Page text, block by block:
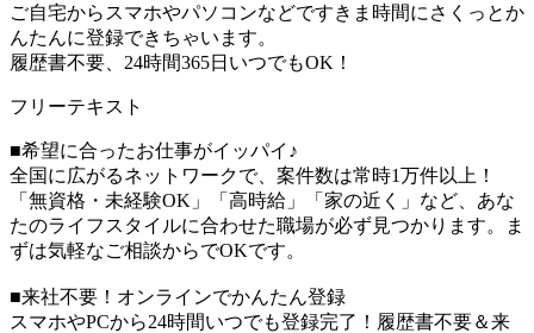
ご自宅からスマホやパソコンなどですきま時間にさくっとか
んたんに登録できちゃいます。
履歴書不要、24時間365日いつでもOK！
フリーテキスト
■希望に合ったお仕事がイッパイ♪
全国に広がるネットワークで、案件数は常時1万件以上！
「無資格・未経験OK」「高時給」「家の近く」など、あな
たのライフスタイルに合わせた職場が必ず見つかります。ま
ずは気軽なご相談からでOKです。
■来社不要！オンラインでかんたん登録
スマホやPCから24時間いつでも登録完了！履歴書不要＆来